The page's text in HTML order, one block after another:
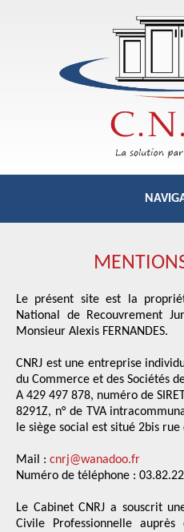
Le présent site est la
National de Recouvrement
Monsieur Alexis FERNANDES.
CNRJ est une entreprise
du Commerce et des Sociétés
A 429 497 878, numéro de
8291Z, n° de TVA
le siège social est situé 2bis rue
Mail : cnrj@wanadoo.fr
Numéro de téléphone :
Le Cabinet CNRJ a souscrit
Civile Professionnelle